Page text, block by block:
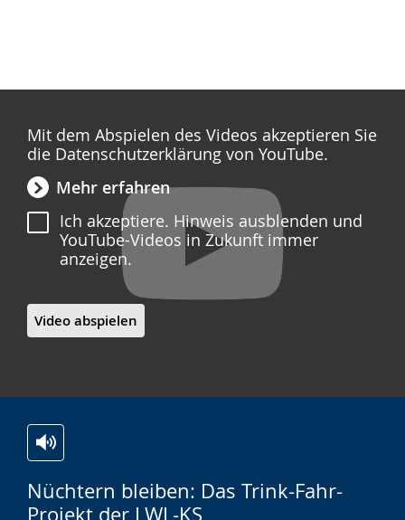
Mit dem Abspielen des Videos akzeptieren Sie
die Datenschutzerklärung von YouTube.
Mehr erfahren
Ich akzeptiere. Hinweis ausblenden und
YouTube-Videos in Zukunft immer
anzeigen.
Video abspielen
Nüchtern bleiben: Das Trink-Fahr-
Projekt der LWL-KS
Leichten
Audio-
Video